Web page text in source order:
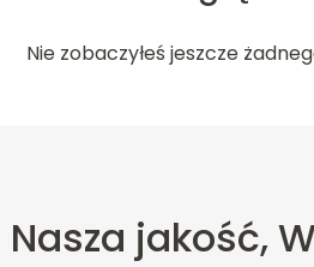
Nie zobaczyłeś jeszcze
Nasza jakość,